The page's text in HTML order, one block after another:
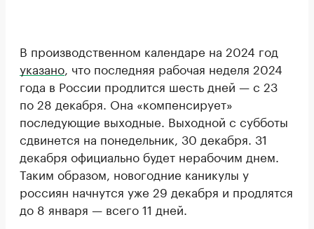
В производственном календаре на 2024 год
указано, что последняя рабочая неделя 2024
года в России продлится шесть дней — с 23
по 28 декабря. Она «компенсирует»
последующие выходные. Выходной с субботы
сдвинется на понедельник, 30 декабря. 31
декабря официально будет нерабочим днем.
Таким образом, новогодние каникулы у
россиян начнутся уже 29 декабря и продлятся
до 8 января — всего 11 дней.